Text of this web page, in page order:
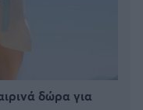
δώρα για